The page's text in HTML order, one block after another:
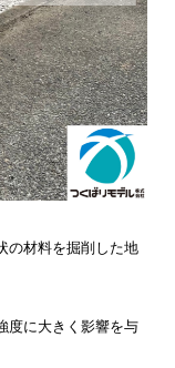
の材料を掘削した地
度に大きく影響を与